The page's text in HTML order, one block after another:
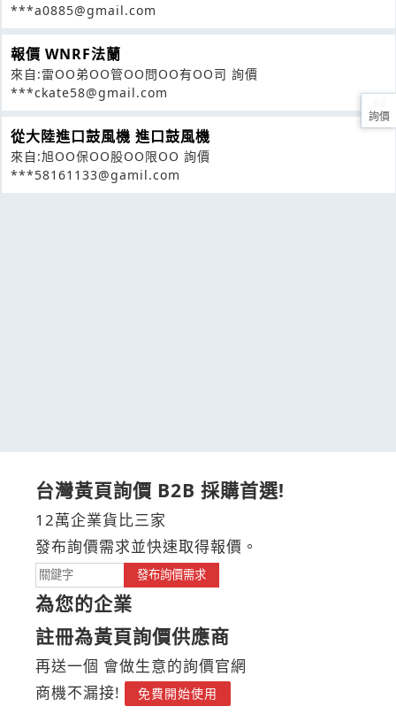
***a0885@gmail.com
報價 WNRF法蘭
來自:雷OO弟OO管OO問OO有OO司 詢價
***ckate58@gmail.com
從大陸進口鼓風機 進口鼓風機
來自:旭OO保OO股OO限OO 詢價
***58161133@gamil.com
台灣黃頁詢價 B2B 採購首選!
12萬企業貨比三家
發布詢價需求並快速取得報價。
發布詢價需求
為您的企業
註冊為黃頁詢價供應商
再送一個 會做生意的詢價官網
商機不漏接!
免費開始使用
詢價